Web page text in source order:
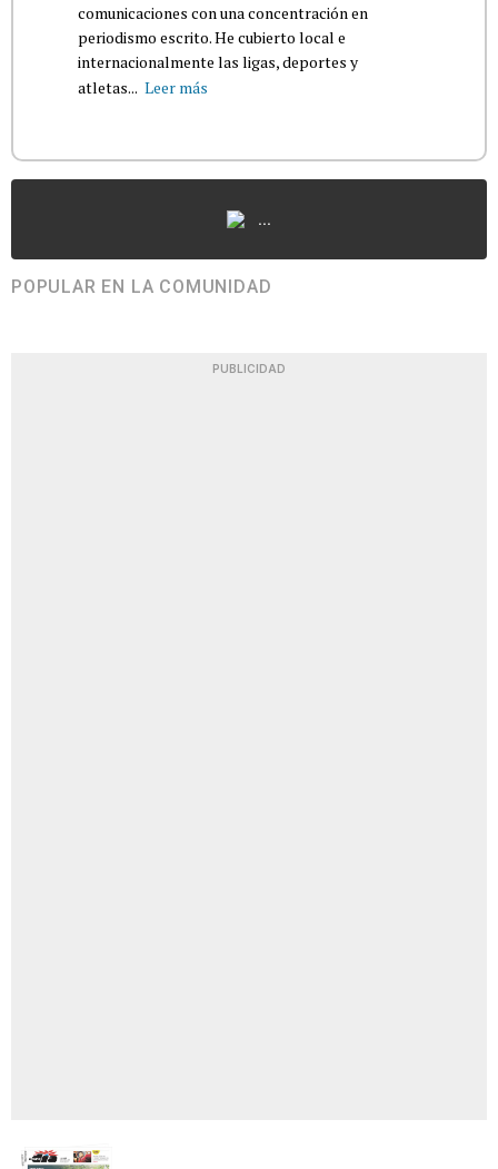
comunicaciones con una concentración en
periodismo escrito. He cubierto local e
internacionalmente las ligas, deportes y
atletas... Leer más
...
POPULAR EN LA COMUNIDAD
PUBLICIDAD